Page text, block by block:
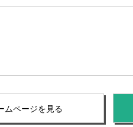
ムページを見る